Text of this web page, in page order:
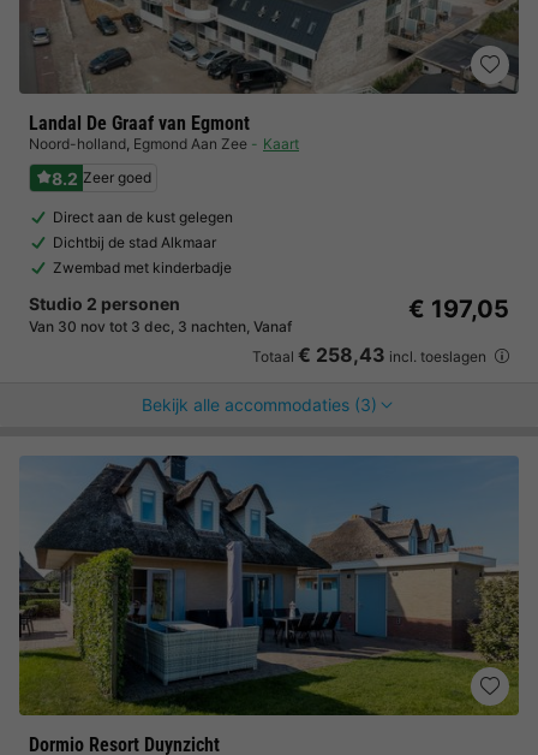
Landal De Graaf van Egmont
Noord-holland, Egmond Aan Zee Kaart
8.2 Zeer goed
Direct aan de kust gelegen
Dichtbij de stad Alkmaar
Zwembad met kinderbadje
Studio 2 personen
Van 30 nov tot 3 dec, 3 nachten, Vanaf
€ 197,05
Totaal € 258,43 incl. toeslagen
Bekijk alle accommodaties (3)
Dormio Resort Duynzicht